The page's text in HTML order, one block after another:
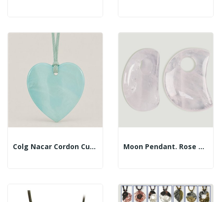
Colg Nacar Cordon Cuero Corazon Azul Moon Pendant. Rose Quartz. 17 Mm.